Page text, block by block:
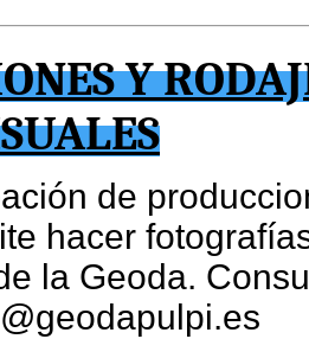
Y
de
hacer
la Geoda.